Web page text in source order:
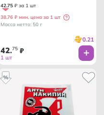
42.75 ₽ за 1 шт
38.76 ₽ мин. цена за 1 шт
Масса нетто: 50 г
0.21
42.75 ₽
1 шт